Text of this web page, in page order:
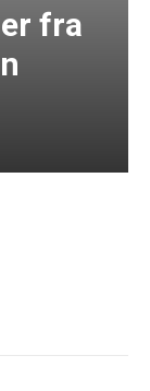
fra